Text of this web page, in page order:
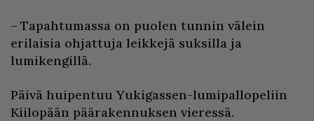
– Tapahtumassa on puolen tunnin välein
erilaisia ohjattuja leikkejä suksilla ja
lumikengillä.
Päivä huipentuu Yukigassen-lumipallopeliin
Kiilopään päärakennuksen vieressä.